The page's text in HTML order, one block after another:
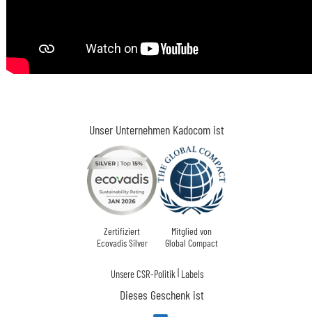
Unser Unternehmen Kadocom ist
Zertifiziert
Ecovadis Silver
Mitglied von
Global Compact
Unsere CSR-Politik | Labels
Dieses Geschenk ist